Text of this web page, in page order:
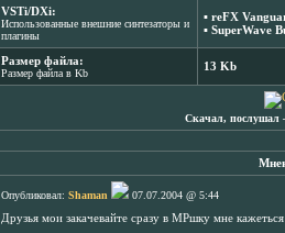
VSTi/DXi:
Использованные внешние синтезаторы и
плагины
▪ reFX
▪ SuperWave
Размер файла:
Размер файла в Kb
13 Kb
Скачал, послушал
Опубликовал: Shaman
07.07.2004 @ 5:44
Друзья мои закачевайте сразу в MPшку мне